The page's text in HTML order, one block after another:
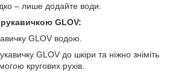
– лише додайте води.
GLOV:
GLOV водою.
GLOV до шкіри та ніжно зніміть
кругових рухів.